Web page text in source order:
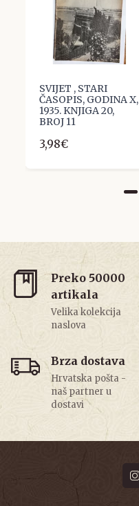
SVIJET , STARI
ČASOPIS, GODINA X,
1935. KNJIGA 20,
BROJ 11
3,98€
Preko 50000
artikala
Velika kolekcija
naslova
Brza dostava
Hrvatska pošta -
naš partner u
dostavi